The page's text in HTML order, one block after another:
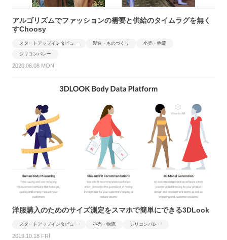
アルゴリズムでファッションの需要と供給のタイムラグを無く
すChoosy
スタートアップインタビュー 製造・ものづくり 小売・物流
シリコンバレー
2020.06.08 MON
洋服購入のためのサイズ測定をスマホで簡単にできる3DLook
スタートアップインタビュー 小売・物流 シリコンバレー
2019.10.18 FRI